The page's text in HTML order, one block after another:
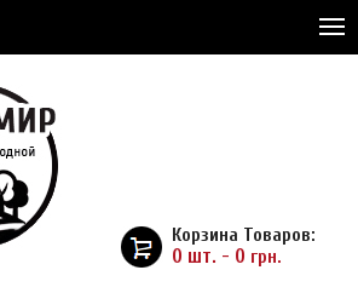
Корзина Товаров:
0 шт. - 0 грн.